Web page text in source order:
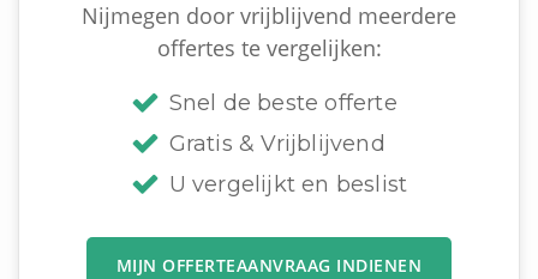
Nijmegen door vrijblijvend meerdere
offertes te vergelijken:
Snel de beste offerte
Gratis & Vrijblijvend
U vergelijkt en beslist
MIJN OFFERTEAANVRAAG INDIENEN